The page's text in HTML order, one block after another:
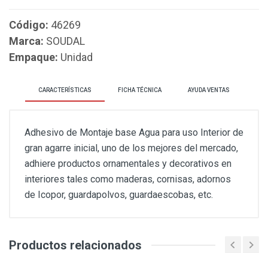
Código: 46269
Marca: SOUDAL
Empaque: Unidad
CARACTERÍSTICAS FICHA TÉCNICA AYUDA VENTAS
Adhesivo de Montaje base Agua para uso Interior de
gran agarre inicial, uno de los mejores del mercado,
adhiere productos ornamentales y decorativos en
interiores tales como maderas, cornisas, adornos
de Icopor, guardapolvos, guardaescobas, etc.
Productos relacionados